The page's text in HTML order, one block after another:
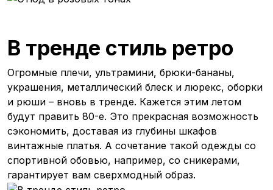
В тренде стиль ретро
Огромные плечи, ультрамини, брюки-бананы,
украшения, металлический блеск и люрекс, оборки
и рюши – вновь в тренде. Кажется этим летом
будут править 80-е. Это прекрасная возможность
сэкономить, доставая из глубины шкафов
винтажные платья. А сочетание такой одежды со
спортивной обовью, например, со сникерами,
гарантирует вам сверхмодный образ.